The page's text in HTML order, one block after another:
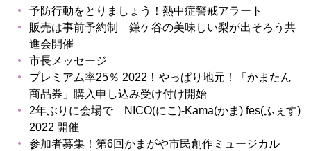
予防行動をとりましょう！熱中症警戒アラート
販売は事前予約制 鎌ケ谷の美味しい梨が出そろう共
進会開催
市長メッセージ
プレミアム率25％ 2022！やっぱり地元！「かまたん
商品券」購入申し込み受け付け開始
2年ぶりに会場で NICO(にこ)-Kama(かま) fes(ふぇす)
2022 開催
参加者募集！第6回かまがや市民創作ミュージカル